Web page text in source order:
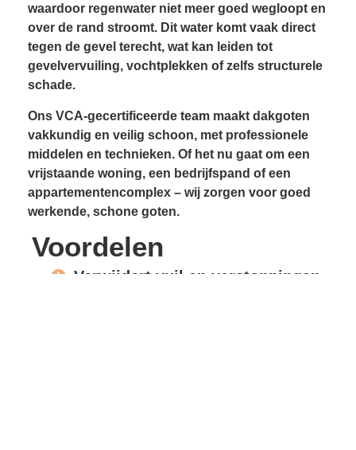
waardoor regenwater niet meer goed wegloopt en
over de rand stroomt. Dit water komt vaak direct
tegen de gevel terecht, wat kan leiden tot
gevelvervuiling, vochtplekken of zelfs structurele
schade.
Ons VCA-gecertificeerde team maakt dakgoten
vakkundig en veilig schoon, met professionele
middelen en technieken. Of het nu gaat om een
vrijstaande woning, een bedrijfspand of een
appartementencomplex – wij zorgen voor goed
werkende, schone goten.
Voordelen
Verwijdert vuil en verstoppingen